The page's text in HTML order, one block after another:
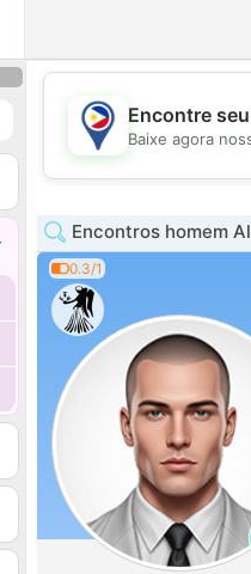
💖
Encontre
Baixe agora
Encontros homem
0.3/1